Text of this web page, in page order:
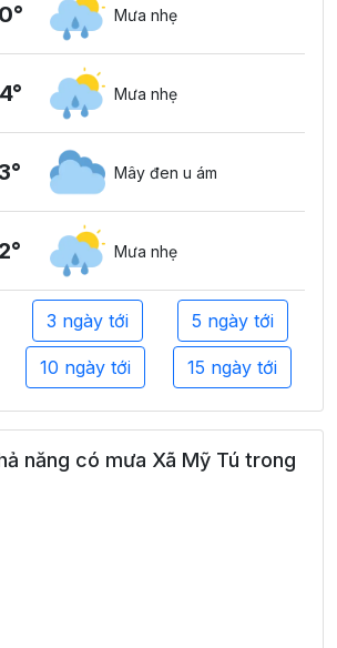
Mưa nhẹ
Mưa nhẹ
Mây đen u ám
Mưa nhẹ
3 ngày tới 5 ngày tới
10 ngày tới 15 ngày tới
năng có mưa Xã Mỹ Tú trong